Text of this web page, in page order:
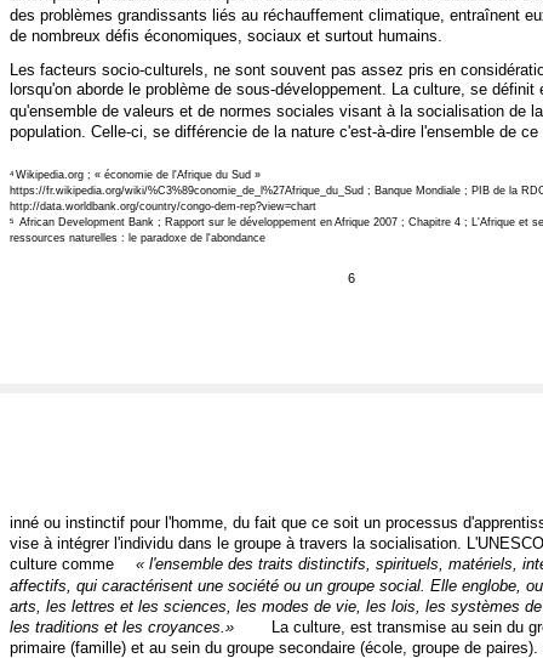
6
des problèmes grandissants liés au réchauffement climatique, entraînent
de nombreux défis économiques, sociaux et surtout humains.
Les facteurs socio-culturels, ne sont souvent pas assez pris en
lorsqu'on aborde le problème de sous-développement. La culture, se définit
qu'ensemble de valeurs et de normes sociales visant à la socialisation de la
population. Celle-ci, se différencie de la nature c'est-à-dire l'ensemble de ce
4 Wikipedia.org ; « économie de l'Afrique du Sud »
https://fr.wikipedia.org/wiki/%C3%89conomie_de_l%27Afrique_du_Sud ; Banque Mondiale ; PIB de la
http://data.worldbank.org/country/congo-dem-rep?view=chart
5
African Development Bank ; Rapport sur le développement en Afrique 2007 ; Chapitre 4 ; L'Afrique et
ressources naturelles : le paradoxe de l'abondance
inné ou instinctif pour l'homme, du fait que ce soit un processus
vise à intégrer l'individu dans le groupe à travers la socialisation.
culture comme
« l'ensemble des traits distinctifs, spirituels, matériels,
affectifs, qui caractérisent une société ou un groupe social. Elle englobe,
arts, les lettres et les sciences, les modes de vie, les lois, les systèmes
les traditions et les croyances.»
La culture, est transmise au sein du
primaire (famille) et au sein du groupe secondaire (école, groupe de paires).